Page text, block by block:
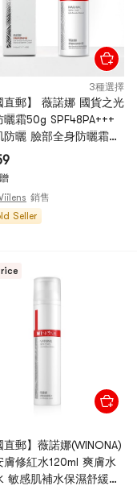
3種選擇
直郵】 薇諾娜 國貨之光
曬霜50g SPF48PA+++
防曬 臉部全身防曬霜隔
薄 不油膩
銷售
Seller
直郵】薇諾娜(WINONA)
膚修紅水120ml 爽膚水
敏感肌補水保濕舒緩滋